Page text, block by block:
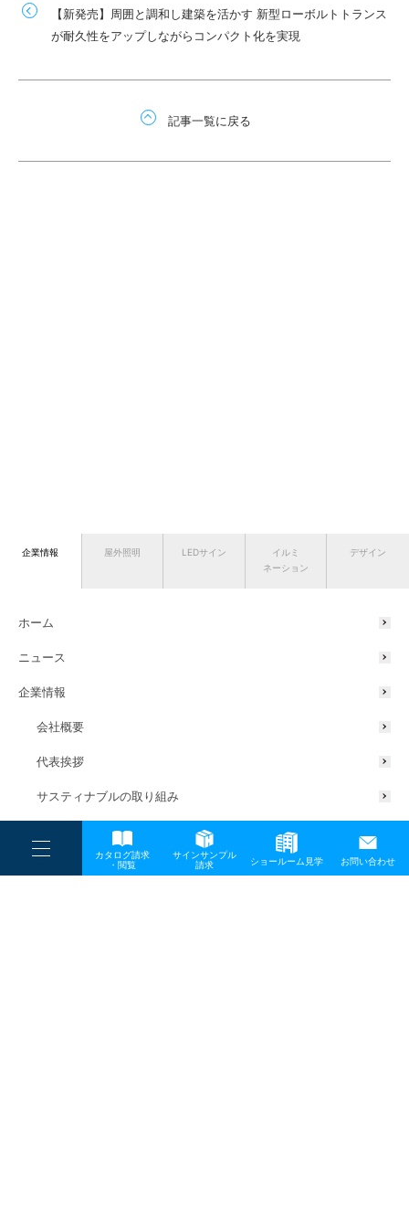
----
----
-
カタログ請求
・閲覧
サインサンプル
請求
ショールーム見学 お問い合わせ
企業情報 屋外照明 LEDサイン
イルミ
ネーション
デザイン
ホーム
ニュース
企業情報
会社概要
代表挨拶
サスティナブルの取り組み
一般事業主行動計画
【新発売】周囲と調和し建築を活かす 新型ローボルトトランス
が耐久性をアップしながらコンパクト化を実現
記事一覧に戻る